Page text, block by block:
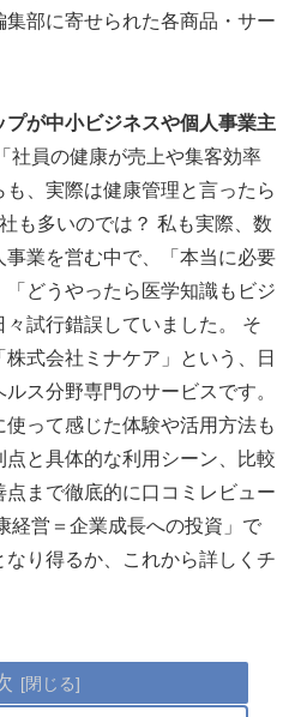
部に寄せられた各商品・サー
が中小ビジネスや個人事業主
社員の健康が売上や集客効率
、実際は健康管理と言ったら
も多いのでは？ 私も実際、数
業を営む中で、「本当に必要
どうやったら医学知識もビジ
試行錯誤していました。 そ
式会社ミナケア」という、日
ス分野専門のサービスです。
って感じた体験や活用方法も
と具体的な利用シーン、比較
点まで徹底的に口コミレビュー
経営＝企業成長への投資」で
り得るか、これから詳しくチ